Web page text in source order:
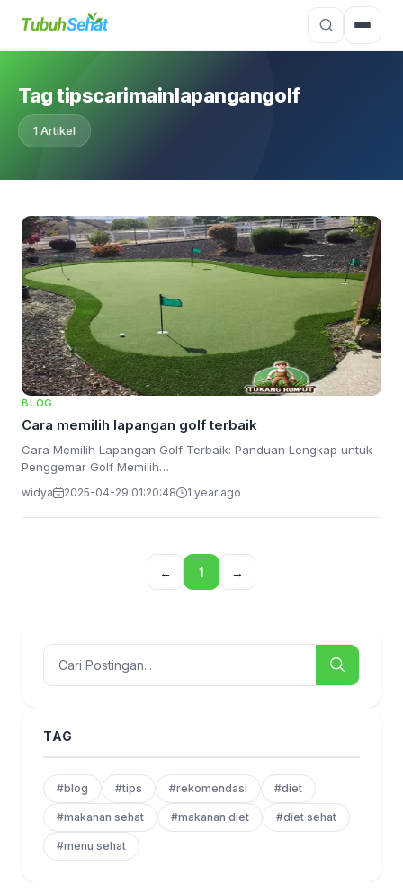
Tag tipscarimainlapangangolf
1 Artikel
BLOG
Cara memilih lapangan golf terbaik
Cara Memilih Lapangan Golf Terbaik: Panduan Lengkap untuk
Penggemar Golf Memilih…
widya 2025-04-29 01:20:48 1 year ago
← 1 →
TAG
#blog #tips #rekomendasi #diet
#makanan sehat #makanan diet #diet sehat
#menu sehat